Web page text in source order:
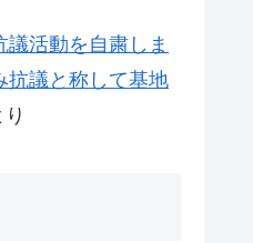
活動を自粛しま
議と称して基地
り